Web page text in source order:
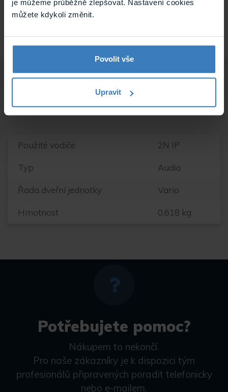
je můžeme průběžně zlepšovat. Nastavení cookies
můžete kdykoli změnit.
Povolit vše
Upravit
zástupce.
Parametry
Použité vodiče 2N IP
Typ Audio
Řada dveřní jednotky Vario
Hmotnost 0.618 kg
Potřebujete pomoc?
Nákupem to nekončí.
Pro naše zákazníky je k dispozici tým
profesionálů připravených poradit telefonicky
nebo e-mailem.